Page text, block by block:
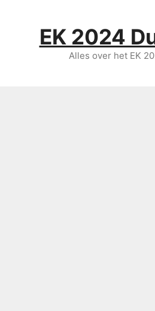
EK 2024
Alles over het EK